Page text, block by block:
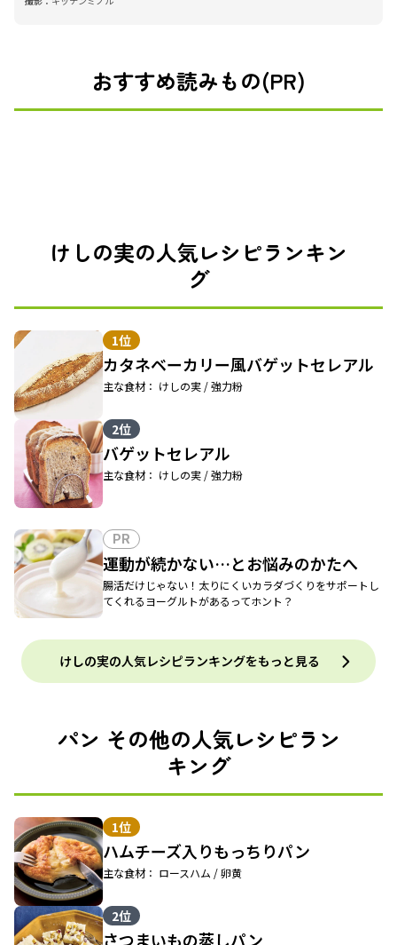
おすすめ読みもの(PR)
けしの実の人気レシピランキン
グ
1位
カタネベーカリー風バゲットセレアル
主な食材： けしの実 / 強力粉
2位
バゲットセレアル
主な食材： けしの実 / 強力粉
PR
運動が続かない…とお悩みのかたへ
腸活だけじゃない！太りにくいカラダづくりをサポートし
てくれるヨーグルトがあるってホント？
けしの実の人気レシピランキングをもっと見る
パン その他の人気レシピラン
キング
1位
ハムチーズ入りもっちりパン
主な食材： ロースハム / 卵黄
2位
さつまいもの蒸しパン